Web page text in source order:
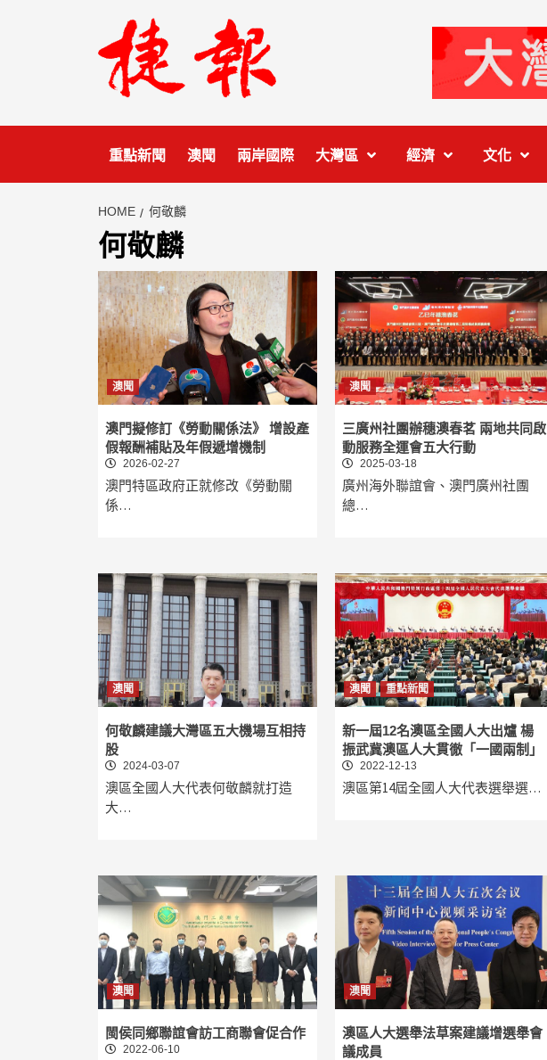
重點新聞 澳聞 兩岸國際 大灣區 經濟 文化
HOME 何敬麟
何敬麟
澳聞
澳門擬修訂《勞動關係法》 增設產
假報酬補貼及年假遞增機制
2026-02-27
澳門特區政府正就修改《勞動關
係…
澳聞
三廣州社團辦穗澳春茗 兩地共同啟
動服務全運會五大行動
2025-03-18
廣州海外聯誼會、澳門廣州社團
總…
澳聞
何敬麟建議大灣區五大機場互相持
股
2024-03-07
澳區全國人大代表何敬麟就打造
大…
澳聞 重點新聞
新一屆12名澳區全國人大出爐 楊
振武冀澳區人大貫徹「一國兩制」
2022-12-13
澳區第14屆全國人大代表選舉選…
澳聞
閩侯同鄉聯誼會訪工商聯會促合作
2022-06-10
澳聞
澳區人大選舉法草案建議增選舉會
議成員